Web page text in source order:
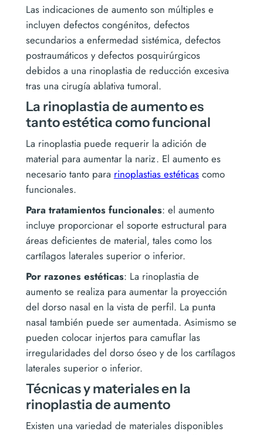
Las indicaciones de aumento son múltiples e
incluyen defectos congénitos, defectos
secundarios a enfermedad sistémica, defectos
postraumáticos y defectos posquirúrgicos
debidos a una rinoplastia de reducción excesiva
tras una cirugía ablativa tumoral.
La rinoplastia de aumento es
tanto estética como funcional
La rinoplastia puede requerir la adición de
material para aumentar la nariz. El aumento es
necesario tanto para rinoplastias estéticascomo
funcionales.
Para tratamientos funcionales: el aumento
incluye proporcionar el soporte estructural para
áreas deficientes de material, tales como los
cartílagos laterales superior o inferior.
Por razones estéticas: La rinoplastia de
aumento se realiza para aumentar la proyección
del dorso nasal en la vista de perfil. La punta
nasal también puede ser aumentada. Asimismo se
pueden colocar injertos para camuflar las
irregularidades del dorso óseo y de los cartílagos
laterales superior o inferior.
Técnicas y materiales en la
rinoplastia de aumento
Existen una variedad de materiales disponibles